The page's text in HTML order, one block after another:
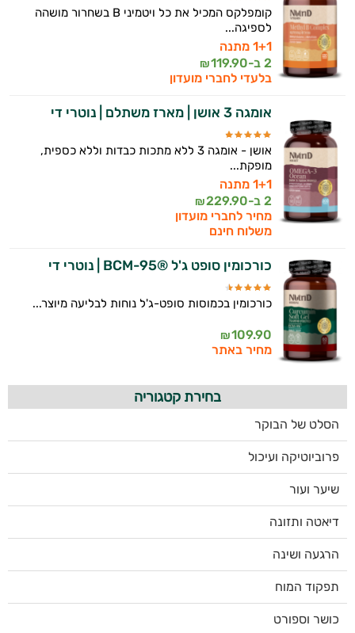
קומפלקס המכיל את כל ויטמיני B בשחרור מושהה
לספיגה...
1+1 מתנה
2 ב-
119.90
₪
בלעדי לחברי מועדון
אומגה 3 אושן | מארז משתלם | נוטרי די
אושן - אומגה 3 ללא מתכות כבדות וללא כספית,
מופקת...
1+1 מתנה
2 ב-
229.90
₪
מחיר לחברי מועדון
משלוח חינם
כורכומין סופט ג'ל ®BCM-95 | נוטרי די
כורכומין בכמוסות סופט-ג'ל נוחות לבליעה מיוצר...
109.90
₪
מחיר באתר
בחירת קטגוריה
הסלט של הבוקר
פרוביוטיקה ועיכול
שיער ועור
דיאטה ותזונה
הרגעה ושינה
תפקוד המוח
כושר וספורט